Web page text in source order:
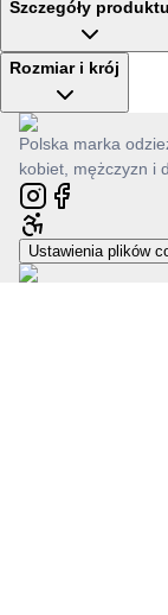
Szczegóły produktu
Rozmiar i krój
Polska marka
kobiet, mężczyzn i
Ustawienia plików